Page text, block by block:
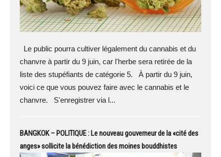
Le public pourra cultiver légalement du cannabis et du
chanvre à partir du 9 juin, car l'herbe sera retirée de la
liste des stupéfiants de catégorie 5. À partir du 9 juin,
voici ce que vous pouvez faire avec le cannabis et le
chanvre. S'enregistrer via l...
BANGKOK – POLITIQUE : Le nouveau gouverneur de la «cité des
anges» sollicite la bénédiction des moines bouddhistes